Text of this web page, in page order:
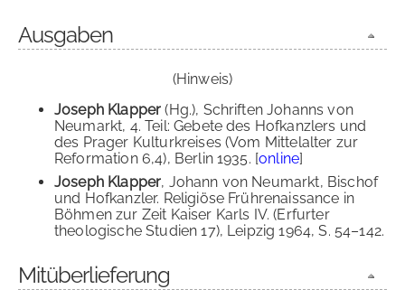
Ausgaben
(Hinweis)
Joseph Klapper(Hg.), Schriften Johanns von
Neumarkt, 4. Teil: Gebete des Hofkanzlers und
des Prager Kulturkreises (Vom Mittelalter zur
Reformation 6,4), Berlin 1935. [online]
Joseph Klapper, Johann von Neumarkt, Bischof
und Hofkanzler. Religiöse Frührenaissance in
Böhmen zur Zeit Kaiser Karls IV. (Erfurter
theologische Studien 17), Leipzig 1964, S. 54–142.
Mitüberlieferung